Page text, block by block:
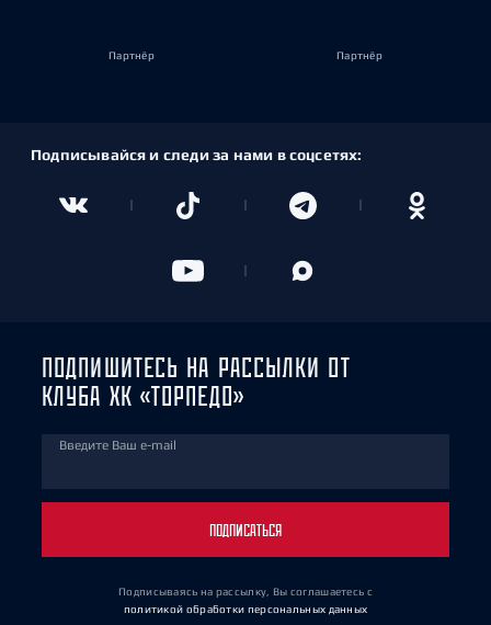
Партнёр Партнёр
Подписывайся и следи за нами в соцсетях:
ПОДПИШИТЕСЬ НА РАССЫЛКИ ОТ
КЛУБА ХК «ТОРПЕДО»
Введите Ваш e-mail
ПОДПИСАТЬСЯ
Подписываясь на рассылку, Вы соглашаетесь с
политикой обработки персональных данных